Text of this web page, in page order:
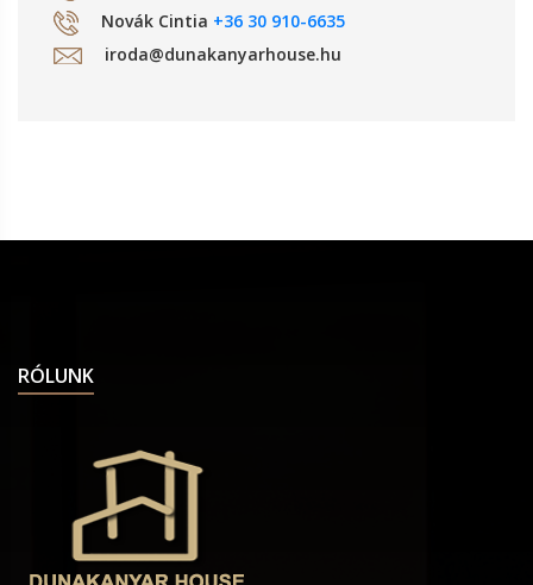
Novák Cintia +36 30 910-6635
iroda@dunakanyarhouse.hu
RÓLUNK